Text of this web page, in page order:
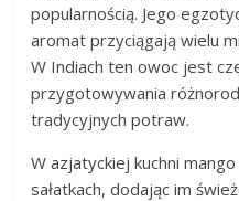
popularnością. Jego
aromat przyciągają wielu
W Indiach ten owoc jest
przygotowywania
tradycyjnych potraw.
W azjatyckiej kuchni
sałatkach, dodając im